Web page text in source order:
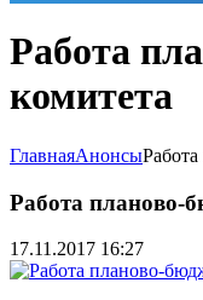
Работа
комитета
ГлавнаяАнонсы
Работа планово-
17.11.2017 16:27